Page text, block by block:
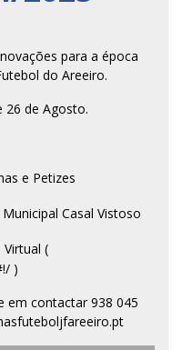
para a época
do Areeiro.
26 de Agosto.
e Petizes
Casal Vistoso
(
)
em contactar 938 045